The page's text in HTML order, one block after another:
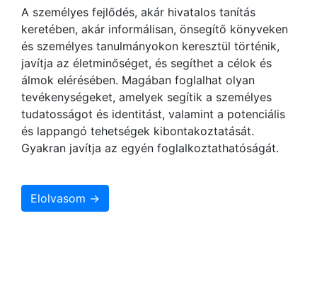
A személyes fejlődés, akár hivatalos tanítás
keretében, akár informálisan, önsegítő könyveken
és személyes tanulmányokon keresztül történik,
javítja az életminőséget, és segíthet a célok és
álmok elérésében. Magában foglalhat olyan
tevékenységeket, amelyek segítik a személyes
tudatosságot és identitást, valamint a potenciális
és lappangó tehetségek kibontakoztatását.
Gyakran javítja az egyén foglalkoztathatóságát.
Elolvasom →